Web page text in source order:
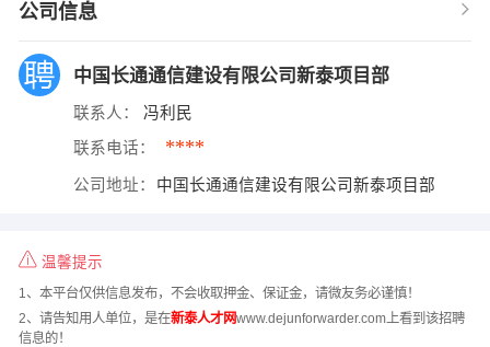
公司信息
中国长通通信建设有限公司新泰项目部
联系人： 冯利民
联系电话： ****
公司地址： 中国长通通信建设有限公司新泰项目部
温馨提示
1、本平台仅供信息发布，不会收取押金、保证金，请微友务必谨慎！
2、请告知用人单位，是在新泰人才网www.dejunforwarder.com上看到该招聘
信息的！